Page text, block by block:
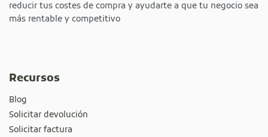
reducir tus costes de compra y ayudarte a que tu negocio sea
más rentable y competitivo
Recursos
Blog
Solicitar devolución
Solicitar factura